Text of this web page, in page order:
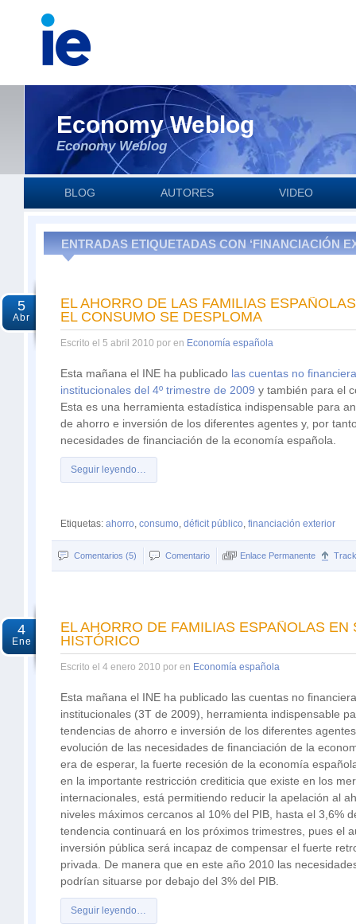
Economy Weblog
Economy Weblog
BLOG AUTORES VIDEO
ENTRADAS ETIQUETADAS CON ‘FINANCIACIÓN
5
Abr
EL AHORRO DE LAS FAMILIAS
EL CONSUMO SE DESPLOMA
Escrito el 5 abril 2010 por en Economía española
Esta mañana el INE ha publicado las cuentas no
institucionales del 4º trimestre de 2009 y también para el
Esta es una herramienta estadística indispensable para
de ahorro e inversión de los diferentes agentes y, por
necesidades de financiación de la economía española.
Seguir leyendo…
Etiquetas: ahorro, consumo, déficit público, financiación exterior
Comentarios (5) Comentario Enlace Permanente
4
Ene
EL AHORRO DE FAMILIAS ESPAÑOLAS EN
HISTÓRICO
Escrito el 4 enero 2010 por en Economía española
Esta mañana el INE ha publicado las cuentas no
institucionales (3T de 2009), herramienta indispensable
tendencias de ahorro e inversión de los diferentes
evolución de las necesidades de financiación de la
era de esperar, la fuerte recesión de la economía
en la importante restricción crediticia que existe en los
internacionales, está permitiendo reducir la apelación al
niveles máximos cercanos al 10% del PIB, hasta el 3,6%
tendencia continuará en los próximos trimestres, pues el
inversión pública será incapaz de compensar el fuerte
privada. De manera que en este año 2010 las
podrían situarse por debajo del 3% del PIB.
Seguir leyendo…